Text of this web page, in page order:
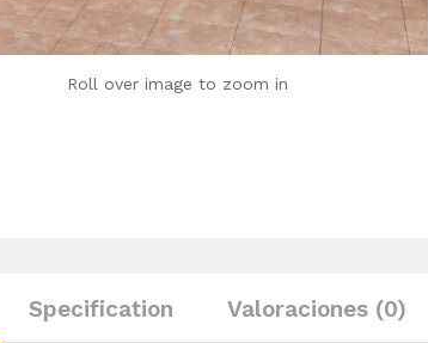
Roll over image to zoom in
Specification Valoraciones (0)